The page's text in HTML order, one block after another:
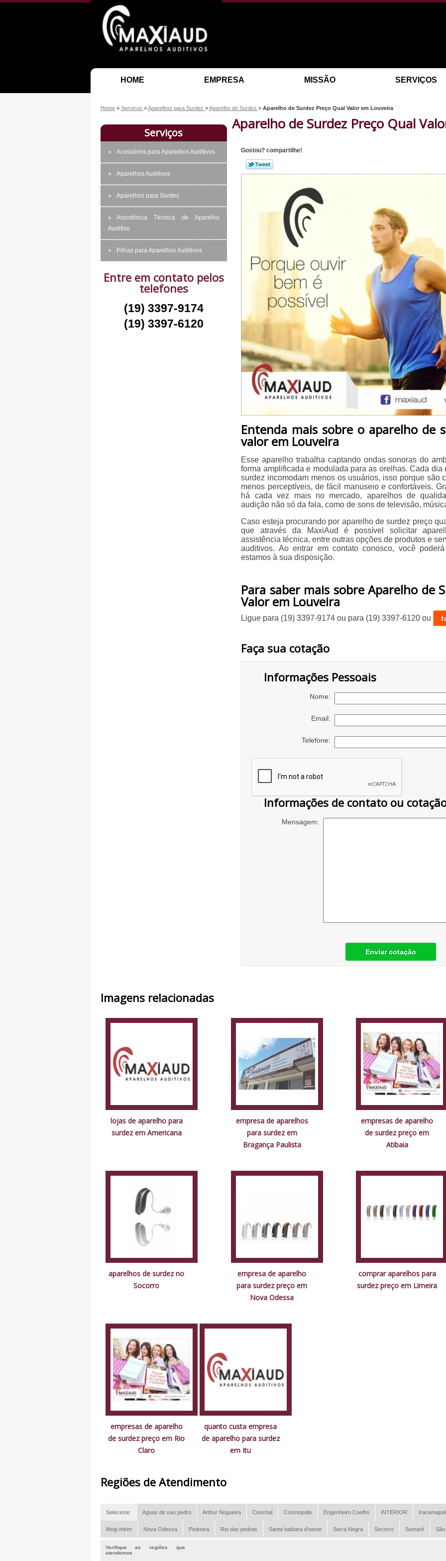
HOME EMPRESA MISSÃO SERVIÇOS
Home » Serviços »Aparelhos para Surdez »Aparelho de Surdez » Aparelho de Surdez Preço Qual Valor em Louveira
Serviços
Acessórios para Aparelhos Auditivos
Aparelhos Auditivos
Aparelhos para Surdez
Assistência Técnica de Aparelho
Auditivo
Pilhas para Aparelhos Auditivos
Entre em contato pelos
telefones
(19) 3397-9174
(19) 3397-6120
Aparelho de Surdez Preço Qual
Gostou? compartilhe!
Entenda mais sobre o aparelho de
valor em Louveira
Esse aparelho trabalha captando ondas sonoras do
forma amplificada e modulada para as orelhas. Cada
surdez incomodam menos os usuários, isso porque são
menos perceptíveis, de fácil manuseio e confortáveis.
há cada vez mais no mercado, aparelhos de
audição não só da fala, como de sons de televisão,
Caso esteja procurando por aparelho de surdez preço
que através da MaxiAud é possível solicitar
assistência técnica, entre outras opções de produtos e
auditivos. Ao entrar em contato conosco, você
estamos à sua disposição.
Para saber mais sobre Aparelho de
Valor em Louveira
Ligue para (19) 3397-9174 ou para (19) 3397-6120 ou
Faça sua cotação
Informações Pessoais
Nome:
Email:
Telefone:
Informações de contato ou
Mensagem:
Enviar cotação
Imagens relacionadas
lojas de aparelho para
surdez em Americana
empresa de aparelhos
para surdez em
Bragança Paulista
empresas de aparelho
de surdez preço em
Atibaia
aparelhos de surdez no
Socorro
empresa de aparelho
para surdez preço em
Nova Odessa
comprar aparelhos para
surdez preço em Limeira
empresas de aparelho
de surdez preço em Rio
Claro
quanto custa empresa
de aparelho para surdez
em Itu
Regiões de Atendimento
Selecione: Aguas de sao pedro Arthur Nogueira Conchal Cosmopolis Engenheiro Coelho INTERIOR
Mogi mirim Nova Odessa Pedreira Rio das pedras Santa batbara d'oeste Serra Negra Socorro Sumaré São
Verifique as regiões que
atendemos